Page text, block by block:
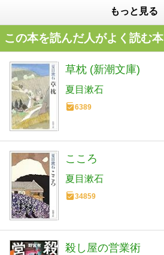
もっと見る
この本を読んだ人がよく読む本
草枕 (新潮文庫)
夏目漱石
6389
こころ
夏目漱石
34859
殺し屋の営業術